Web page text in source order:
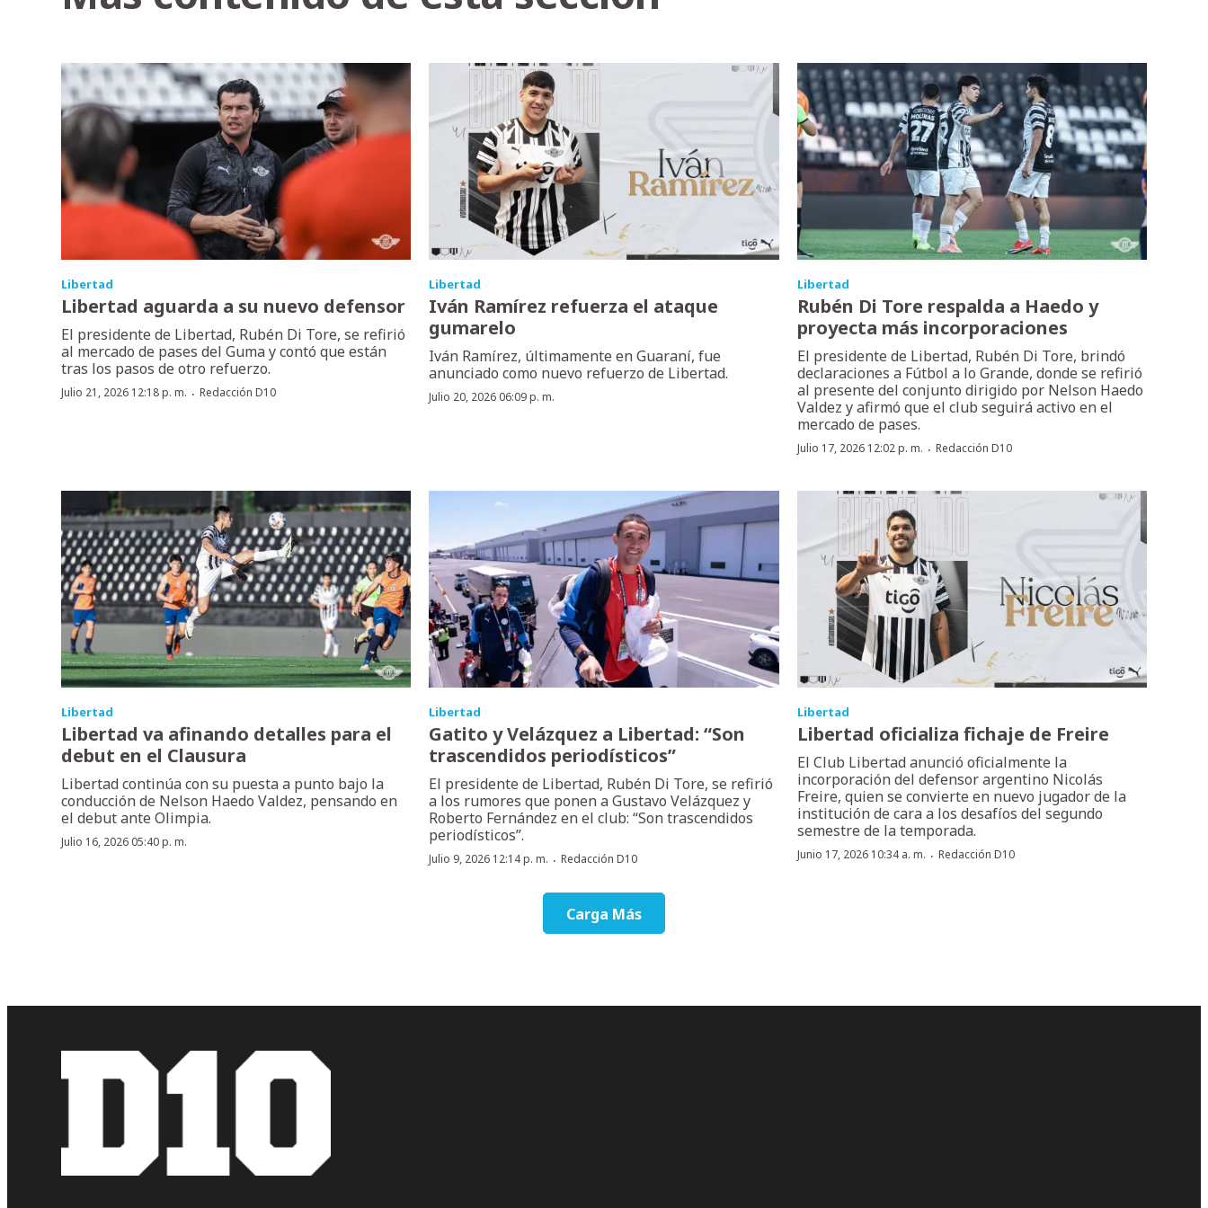
Libertad
Libertad aguarda a su nuevo defensor
El presidente de Libertad, Rubén Di Tore, se refirió
al mercado de pases del Guma y contó que están
tras los pasos de otro refuerzo.
Julio 21, 2026 12:18 p. m. · Redacción D10
Libertad
Iván Ramírez refuerza el ataque
gumarelo
Iván Ramírez, últimamente en Guaraní, fue
anunciado como nuevo refuerzo de Libertad.
Julio 20, 2026 06:09 p. m.
Libertad
Rubén Di Tore respalda a Haedo y
proyecta más incorporaciones
El presidente de Libertad, Rubén Di Tore, brindó
declaraciones a Fútbol a lo Grande, donde se refirió
al presente del conjunto dirigido por Nelson Haedo
Valdez y afirmó que el club seguirá activo en el
mercado de pases.
Julio 17, 2026 12:02 p. m. · Redacción D10
Libertad
Libertad va afinando detalles para el
debut en el Clausura
Libertad continúa con su puesta a punto bajo la
conducción de Nelson Haedo Valdez, pensando en
el debut ante Olimpia.
Julio 16, 2026 05:40 p. m.
Libertad
Gatito y Velázquez a Libertad: “Son
trascendidos periodísticos”
El presidente de Libertad, Rubén Di Tore, se refirió
a los rumores que ponen a Gustavo Velázquez y
Roberto Fernández en el club: “Son trascendidos
periodísticos”.
Julio 9, 2026 12:14 p. m. ·Redacción D10
Libertad
Libertad oficializa fichaje de Freire
El Club Libertad anunció oficialmente la
incorporación del defensor argentino Nicolás
Freire, quien se convierte en nuevo jugador de la
institución de cara a los desafíos del segundo
semestre de la temporada.
Junio 17, 2026 10:34 a. m. · Redacción D10
Carga Más